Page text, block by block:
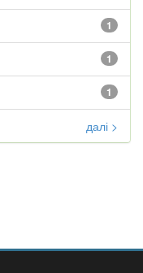
1
1
1
далі >